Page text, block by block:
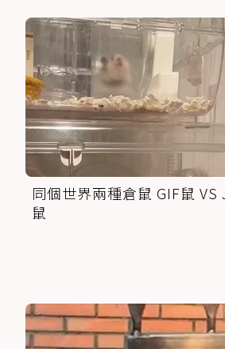
同個世界兩種倉鼠 GIF鼠 VS
鼠